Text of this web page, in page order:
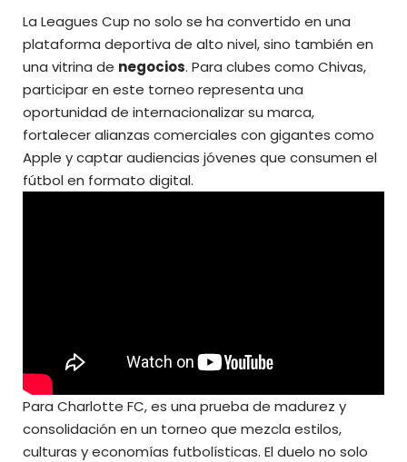
La Leagues Cup no solo se ha convertido en una
plataforma deportiva de alto nivel, sino también en
una vitrina de negocios. Para clubes como Chivas,
participar en este torneo representa una
oportunidad de internacionalizar su marca,
fortalecer alianzas comerciales con gigantes como
Apple y captar audiencias jóvenes que consumen el
fútbol en formato digital.
Para Charlotte FC, es una prueba de madurez y
consolidación en un torneo que mezcla estilos,
culturas y economías futbolísticas. El duelo no solo